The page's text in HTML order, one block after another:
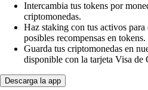
Intercambia tus tokens por
criptomonedas.
Haz staking con tus activos
posibles recompensas en tokens.
Guarda tus criptomonedas en
disponible con la tarjeta Visa de
Descarga la app